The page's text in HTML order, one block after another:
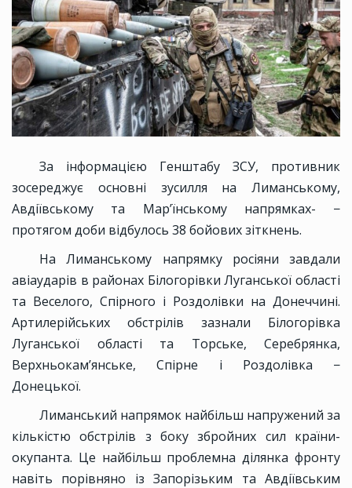
За інформацією Генштабу ЗСУ, противник
зосереджує основні зусилля на Лиманському,
Авдіївському та Мар’їнському напрямках- −
протягом доби відбулось 38 бойових зіткнень.
На Лиманському напрямку росіяни завдали
авіаударів в районах Білогорівки Луганської області
та Веселого, Спірного і Роздолівки на Донеччині.
Артилерійських обстрілів зазнали Білогорівка
Луганської області та Торське, Серебрянка,
Верхньокам’янське, Спірне і Роздолівка −
Донецької.
Лиманський напрямок найбільш напружений за
кількістю обстрілів з боку збройних сил країни-
окупанта. Це найбільш проблемна ділянка фронту
навіть порівняно із Запорізьким та Авдіївським